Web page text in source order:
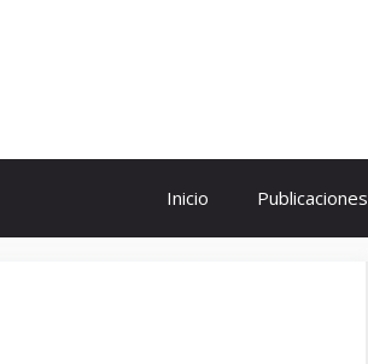
Inicio Publicaciones